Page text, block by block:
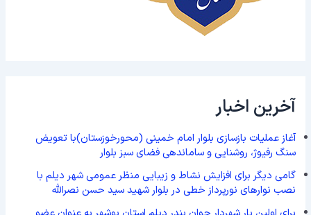
آخرین اخبار
آغاز عملیات بازسازی بلوار امام خمینی (محورخوزستان)با تعویض
سنگ رفیوژ، روشنایی و ساماندهی فضای سبز بلوار
گامی دیگر برای افزایش نشاط و زیبایی منظر عمومی شهر دیلم با
نصب نوارهای نورپرداز خطی در بلوار شهید سید حسن نصرالله